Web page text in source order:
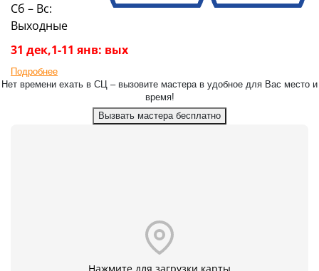
Сб – Вс:
Выходные
31 дек,1-11 янв: вых
Подробнее
Нет времени ехать в СЦ – вызовите мастера в удобное для Вас место и
время!
Вызвать мастера бесплатно